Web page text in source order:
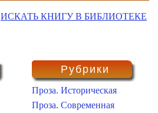
ИСКАТЬ КНИГУ В БИБЛИОТЕКЕ
Рубрики
Проза. Историческая
Проза. Современная